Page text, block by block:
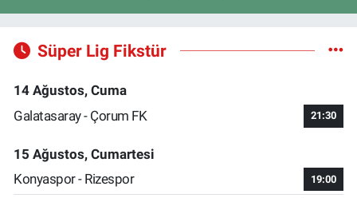
Süper Lig Fikstür
14 Ağustos, Cuma
Galatasaray - Çorum FK
21:30
15 Ağustos, Cumartesi
Konyaspor - Rizespor
19:00